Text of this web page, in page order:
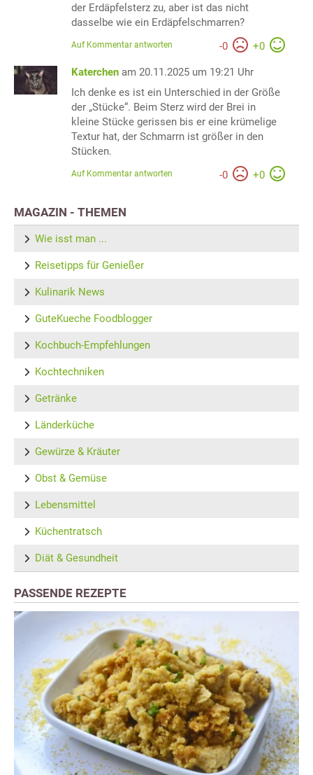
der Erdäpfelsterz zu, aber ist das nicht
dasselbe wie ein Erdäpfelschmarren?
-0 +0
Auf Kommentar antworten
Katerchen am 20.11.2025 um 19:21 Uhr
Ich denke es ist ein Unterschied in der Größe
der „Stücke“. Beim Sterz wird der Brei in
kleine Stücke gerissen bis er eine krümelige
Textur hat, der Schmarrn ist größer in den
Stücken.
-0 +0
Auf Kommentar antworten
MAGAZIN - THEMEN
Wie isst man ...
Reisetipps für Genießer
Kulinarik News
GuteKueche Foodblogger
Kochbuch-Empfehlungen
Kochtechniken
Getränke
Länderküche
Gewürze & Kräuter
Obst & Gemüse
Lebensmittel
Küchentratsch
Diät & Gesundheit
PASSENDE REZEPTE